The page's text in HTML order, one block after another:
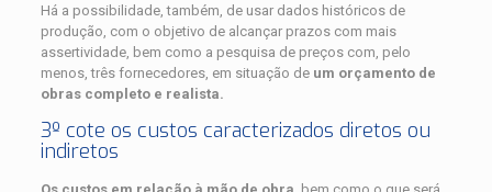
Há a possibilidade, também, de usar dados históricos de
produção, com o objetivo de alcançar prazos com mais
assertividade, bem como a pesquisa de preços com, pelo
menos, três fornecedores, em situação de um orçamento de
obras completo e realista.
3º cote os custos caracterizados diretos ou
indiretos